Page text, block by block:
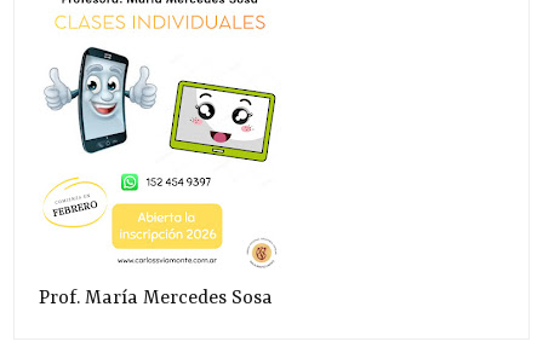
Prof. María Mercedes Sosa